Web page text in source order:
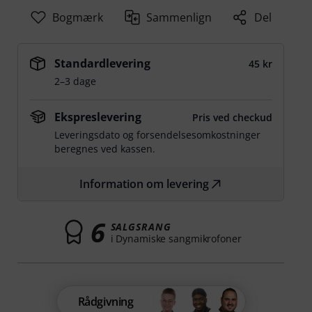
Bogmærk Sammenlign Del
Standardlevering
45 kr
2–3 dage
Ekspreslevering
Pris ved checkud
Leveringsdato og forsendelsesomkostninger
beregnes ved kassen.
Information om levering
6 SALGSRANG
i Dynamiske sangmikrofoner
Rådgivning